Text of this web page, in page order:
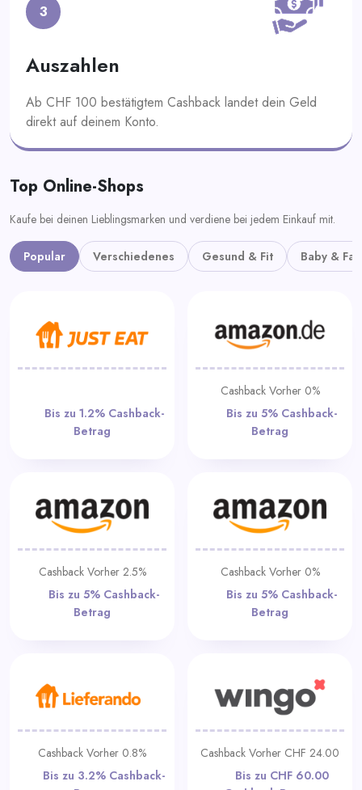
3
Auszahlen
Ab CHF 100 bestätigtem Cashback landet dein Geld
direkt auf deinem Konto.
Top Online-Shops
Kaufe bei deinen Lieblingsmarken und verdiene bei jedem Einkauf mit.
Popular Verschiedenes Gesund & Fit Baby &
Bis zu 1.2% Cashback-
Betrag
Cashback Vorher 0%
Bis zu 5% Cashback-
Betrag
Cashback Vorher 2.5%
Bis zu 5% Cashback-
Betrag
Cashback Vorher 0%
Bis zu 5% Cashback-
Betrag
Cashback Vorher 0.8%
Bis zu 3.2% Cashback-
Cashback Vorher CHF 24.00
Bis zu CHF 60.00